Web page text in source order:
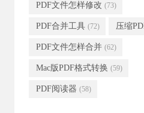
PDF文件怎样修改 (73)
PDF合并工具 (72) 压缩
PDF文件怎样合并 (62)
Mac版PDF格式转换 (59)
PDF阅读器 (58)